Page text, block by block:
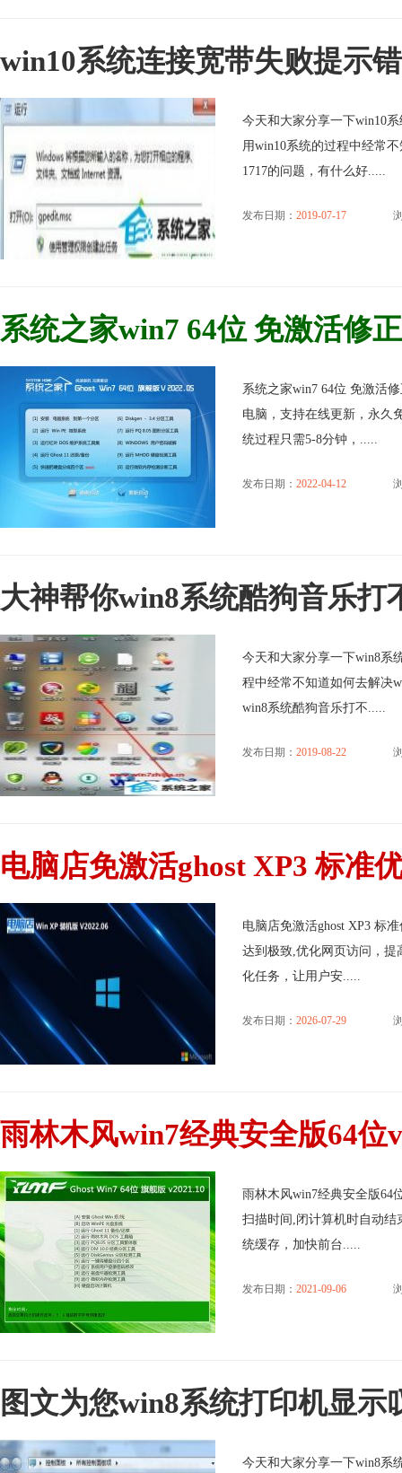
win10系统连接宽带失败提示
今天和大家分享一下win10
用win10系统的过程中经常
1717的问题，有什么好.....
发布日期： 2019-07-17
系统之家win7 64位 免激活修
系统之家win7 64位 免激活
电脑，支持在线更新，永久
统过程只需5-8分钟，.....
发布日期： 2022-04-12
大神帮你win8系统酷狗音乐打
今天和大家分享一下win8系
程中经常不知道如何去解决
win8系统酷狗音乐打不.....
发布日期： 2019-08-22
电脑店免激活ghost XP3 标准
电脑店免激活ghost XP3 标
达到极致,优化网页访问，
化任务，让用户安.....
发布日期： 2026-07-29
雨林木风win7经典安全版64位
雨林木风win7经典安全版64
扫描时间,闭计算机时自动
统缓存，加快前台.....
发布日期： 2021-09-06
图文为您win8系统打印机显示
今天和大家分享一下win8系